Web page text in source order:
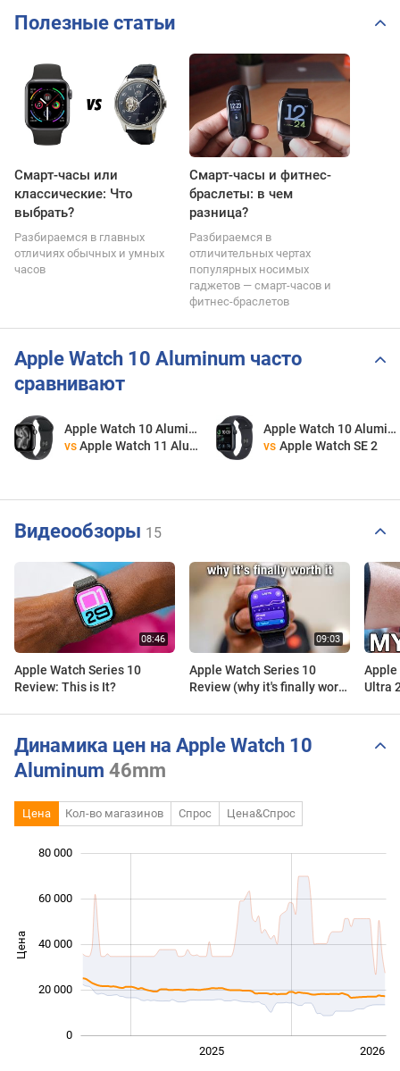
Полезные статьи
Смарт-часы или
классические: Что
выбрать?
Разбираемся в главных
отличиях обычных и умных
часов
Смарт-часы и фитнес-
браслеты: в чем
разница?
Разбираемся в
отличительных чертах
популярных носимых
гаджетов — смарт-часов и
фитнес-браслетов
Apple Watch 10 Aluminum часто
сравнивают
Apple Watch 10 Aluminum
vs Apple Watch 11 Aluminum
Apple Watch 10 Aluminum
vs Apple Watch SE 2
Видеообзоры 15
Apple Watch Series 10
Review: This is It?
Apple Watch Series 10
Review (why it's finally worth
Apple
Ultra
Динамика цен на Apple Watch 10
Aluminum 46mm
Цена Кол-во магазинов Спрос Цена&Спрос
Цена 10 000
0
20 000
40 000
60 000
80 000
2025 2026